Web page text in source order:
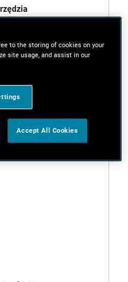
to the storing of cookies on your
site usage, and assist in our
Accept All Cookies